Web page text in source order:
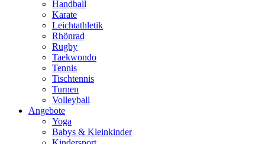
Handball
Karate
Leichtathletik
Rhönrad
Rugby
Taekwondo
Tennis
Tischtennis
Turnen
Volleyball
Angebote
Yoga
Babys & Kleinkinder